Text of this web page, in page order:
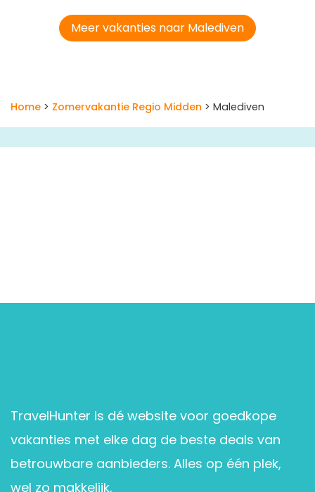
Meer vakanties naar Malediven
Home > Zomervakantie Regio Midden > Malediven
TravelHunter is dé website voor goedkope
vakanties met elke dag de beste deals van
betrouwbare aanbieders. Alles op één plek,
wel zo makkelijk.